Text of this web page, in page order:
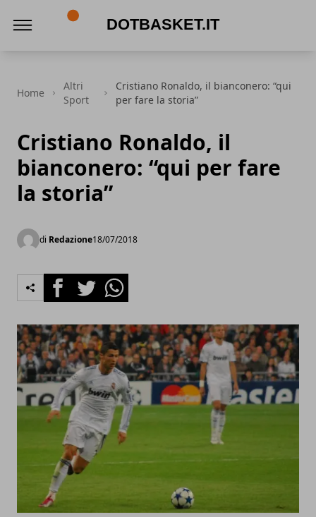
Home
Altri
Sport
Cristiano Ronaldo, il bianconero: “qui
per fare la storia”
Cristiano Ronaldo, il
bianconero: “qui per fare
la storia”
di Redazione18/07/2018
FacebookTwitterWhatsapp